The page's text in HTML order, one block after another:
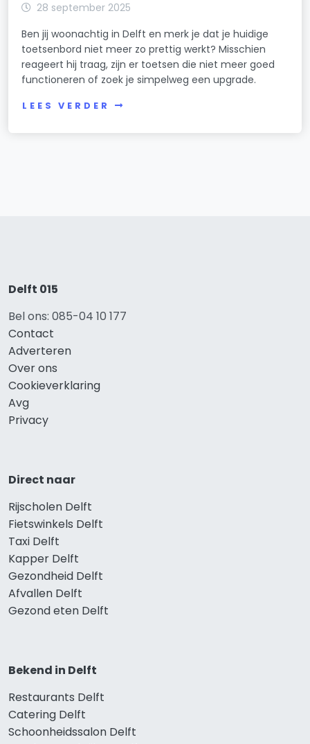
28 september 2025
Ben jij woonachtig in Delft en merk je dat je huidige
toetsenbord niet meer zo prettig werkt? Misschien
reageert hij traag, zijn er toetsen die niet meer goed
functioneren of zoek je simpelweg een upgrade.
LEES VERDER
Delft 015
Bel ons: 085-04 10 177
Contact
Adverteren
Over ons
Cookieverklaring
Avg
Privacy
Direct naar
Rijscholen Delft
Fietswinkels Delft
Taxi Delft
Kapper Delft
Gezondheid Delft
Afvallen Delft
Gezond eten Delft
Bekend in Delft
Restaurants Delft
Catering Delft
Schoonheidssalon Delft